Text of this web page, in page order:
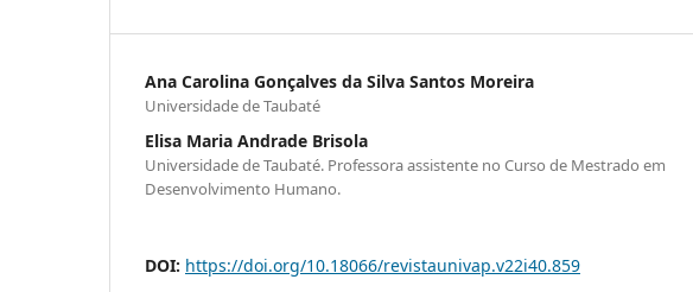
Ana Carolina Gonçalves da Silva Santos Moreira
Universidade de Taubaté
Elisa Maria Andrade Brisola
Universidade de Taubaté. Professora assistente no Curso de Mestrado em
Desenvolvimento Humano.
DOI: https://doi.org/10.18066/revistaunivap.v22i40.859